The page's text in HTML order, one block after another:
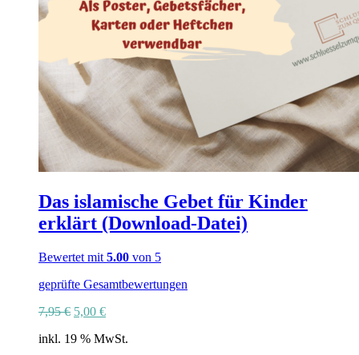
Das islamische Gebet für Kinder
erklärt (Download-Datei)
Bewertet mit 5.00 von 5
geprüfte Gesamtbewertungen
7,95€ Ursprünglicher
war:
5,00 €Aktueller
ist:
inkl. 19 % MwSt.